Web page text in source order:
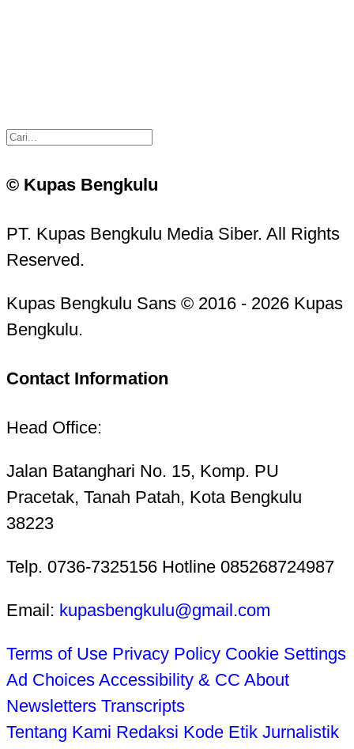
© Kupas Bengkulu
PT. Kupas Bengkulu Media Siber. All Rights
Reserved.
Kupas Bengkulu Sans © 2016 - 2026 Kupas
Bengkulu.
Contact Information
Head Office:
Jalan Batanghari No. 15, Komp. PU
Pracetak, Tanah Patah, Kota Bengkulu
38223
Telp. 0736-7325156 Hotline 085268724987
Email: kupasbengkulu@gmail.com
Terms of Use Privacy Policy Cookie Settings
Ad Choices Accessibility & CC About
Newsletters Transcripts
Tentang Kami Redaksi Kode Etik Jurnalistik